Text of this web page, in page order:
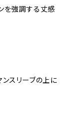
を強調する丈感
ンスリーブの上に